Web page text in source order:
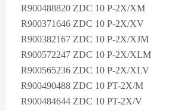
R900488820 ZDC 10 P-2X/XM
R900371646 ZDC 10 P-2X/XV
R900382167 ZDC 10 P-2X/XJM
R900572247 ZDC 10 P-2X/XLM
R900565236 ZDC 10 P-2X/XLV
R900490488 ZDC 10 PT-2X/M
R900484644 ZDC 10 PT-2X/V